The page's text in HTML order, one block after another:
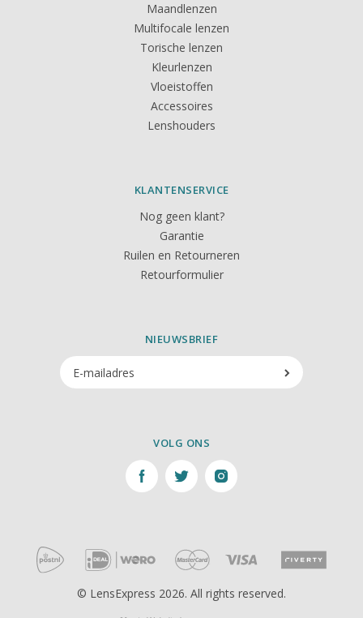
Maandlenzen
Multifocale lenzen
Torische lenzen
Kleurlenzen
Vloeistoffen
Accessoires
Lenshouders
KLANTENSERVICE
Nog geen klant?
Garantie
Ruilen en Retourneren
Retourformulier
NIEUWSBRIEF
VOLG ONS
© LensExpress 2026. All rights reserved.